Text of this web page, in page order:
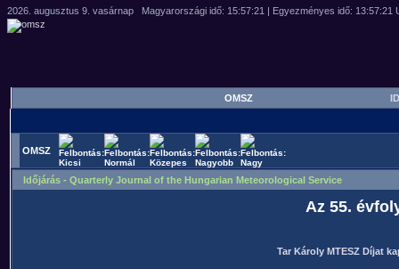
OMSZ
OMSZ
Időjárás - Quarterly Journal of the Hungarian Meteorological Service
Az 55.
Tar Károly MTESZ Díjat